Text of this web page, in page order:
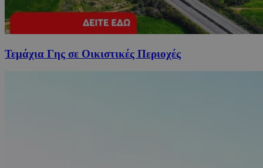
Τεμάχια Γης σε Οικιστικές Περιοχές